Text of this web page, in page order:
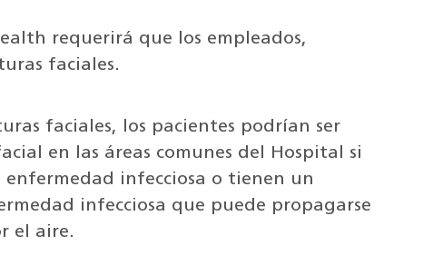
requerirá que los empleados,
faciales.
faciales, los pacientes podrían ser
en las áreas comunes del Hospital si
infecciosa o tienen un
infecciosa que puede propagarse
el aire.